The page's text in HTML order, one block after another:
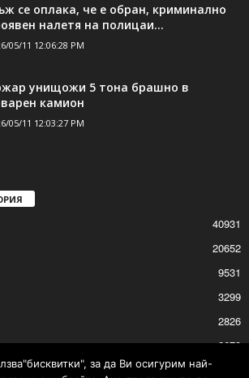
се оплака, че е обран, криминално
налетя на полицаи...
05/11 12:06:28 PM
унищожи 5 тона брашно в
камион
05/11 12:03:27 PM
40931
20652
9531
3299
2826
2673
за да Ви осигурим най-